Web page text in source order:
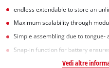
endless extendable to store an
Maximum scalability through
Simple assembling due to tongue-
Snap-in function for battery
Vedi altre